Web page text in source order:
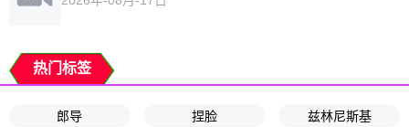
热门标签
郎导 捏脸 兹林尼斯基